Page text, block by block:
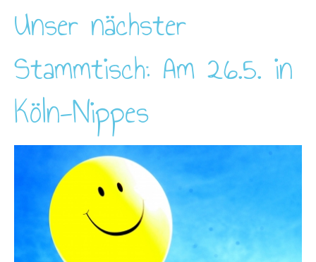
Unser nächster
Stammtisch: Am 26.5. in
Köln-Nippes